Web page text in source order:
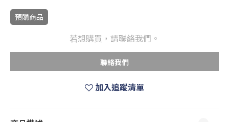
預購商品
若想購買，請聯絡我們。
聯絡我們
加入追蹤清單